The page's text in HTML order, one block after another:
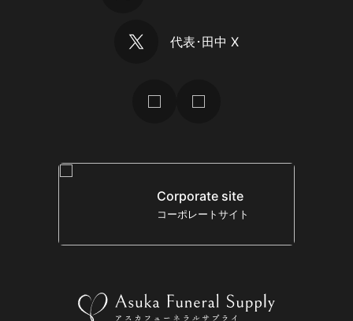
代表･田中 X
コーポレートサイト
Corporate site